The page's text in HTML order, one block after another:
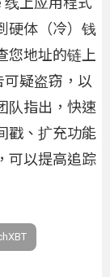
硬体（冷）钱
您地址的链上
疑盗窃，以
队指出，快速
戳、扩充功能
可以提高追踪